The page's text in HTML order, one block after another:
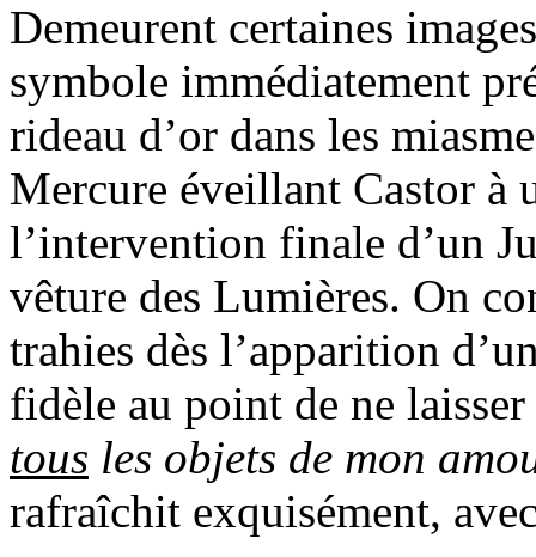
Demeurent certaines
symbole immédiatement
rideau d’or dans les
Mercure éveillant Castor à
l’intervention finale d’un
vêture des Lumières. On
trahies dès l’apparition
fidèle au point de ne
tous les objets de mon
rafraîchit exquisément,